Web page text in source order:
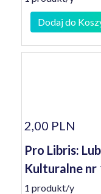
Dodaj do
2,00 PLN
Pro Libris:
Kulturalne nr
1 produkt/y